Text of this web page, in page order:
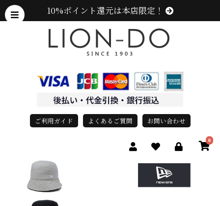
10%ポイント還元は本店限定！
ご利用ガイド よくあるご質問 お問い合わせ
0